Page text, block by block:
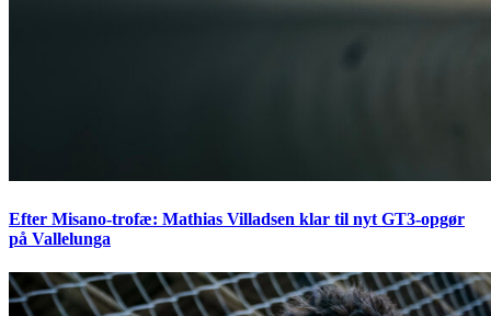
Efter Misano-trofæ: Mathias Villadsen klar til nyt GT3-opgør
på Vallelunga